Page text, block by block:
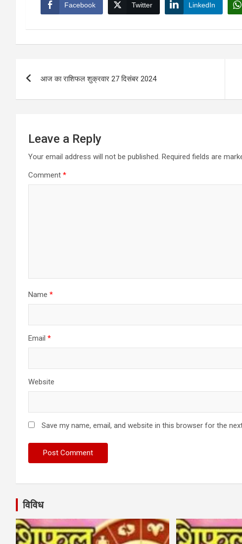
Facebook Twitter LinkedIn
आज का राशिफल शुक्रवार 27 दिसंबर 2024
Leave a Reply
Your email address will not be published. Required fields are
Comment *
Name *
Email *
Website
Save my name, email, and website in this browser for the
विविध